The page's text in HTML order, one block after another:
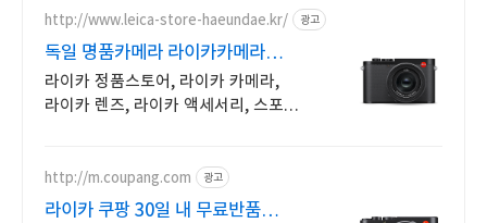
http://www.leica-store-haeundae.kr/ 광고
독일 명품카메라 라이카카메라
Leica Store
라이카 정품스토어, 라이카 카메라,
라이카 렌즈, 라이카 액세서리, 스포츠
http://m.coupang.com 광고
라이카 쿠팡 30일 내 무료반품